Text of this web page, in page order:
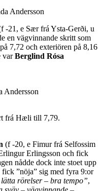
Andersson
-21, e Sær frá Ysta-Gerði, u
en vägvinnande skritt som
7,72 och exteriören på 8,16
varBerglind Rósa
Andersson
frá Hæli till 7,79.
(f -20, e Fimur frá Selfossim
Erlingsson och fick
nådde dock inte stoet upp
”nöja” sig med fyra 9:or
rörelser – bra tempo”,